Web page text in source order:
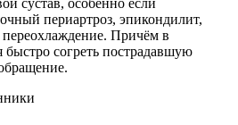
сустав, особенно если
периартроз, эпикондилит,
переохлаждение. Причём в
быстро согреть пострадавшую